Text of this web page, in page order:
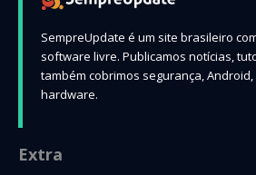
SempreUpdate é um site brasileiro
software livre. Publicamos notícias,
também cobrimos segurança, Android,
hardware.
Extra